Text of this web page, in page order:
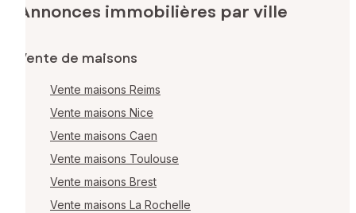
Annonces immobilières par ville
Vente de maisons
Vente maisons Reims
Vente maisons Nice
Vente maisons Caen
Vente maisons Toulouse
Vente maisons Brest
Vente maisons La Rochelle